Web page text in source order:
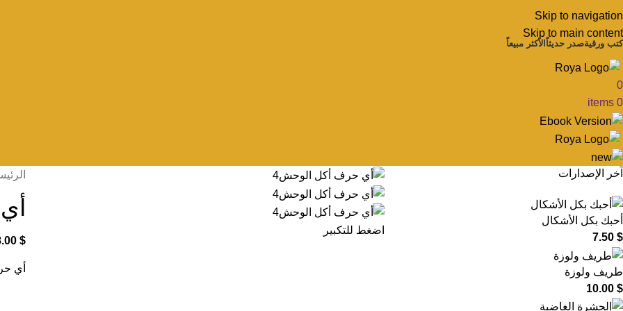
Skip to navigation
Skip to main content
كتب ورقيةصدر حديثاً الأكثر مبيعاً
0
0
items
آخر الإصدارات
أحبك بكل الأشكال
7.50 $
طريف ولوزة
10.00 $
اضغط للتكبير
$
أي